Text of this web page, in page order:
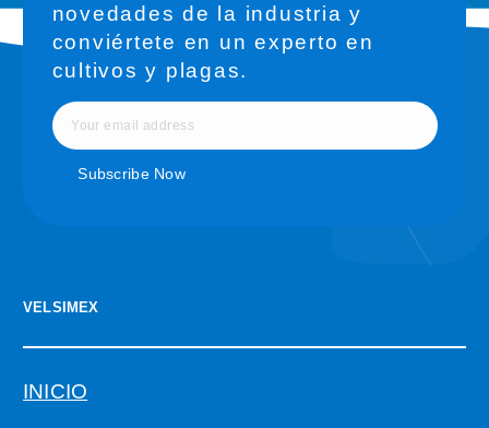
novedades de la industria y
conviértete en un experto en
cultivos y plagas.
VELSIMEX
INICIO